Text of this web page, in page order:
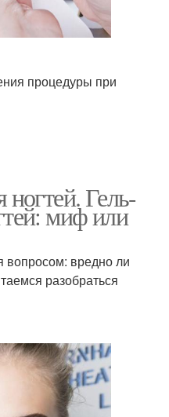
процедуры при
ногтей. Гель-
миф или
вопросом: вредно ли
разобраться